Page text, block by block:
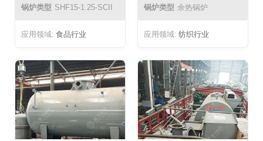
锅炉类型 SHF15-1.25-SCII
应用领域: 食品行业
锅炉类型 余热锅炉
应用领域: 纺织行业